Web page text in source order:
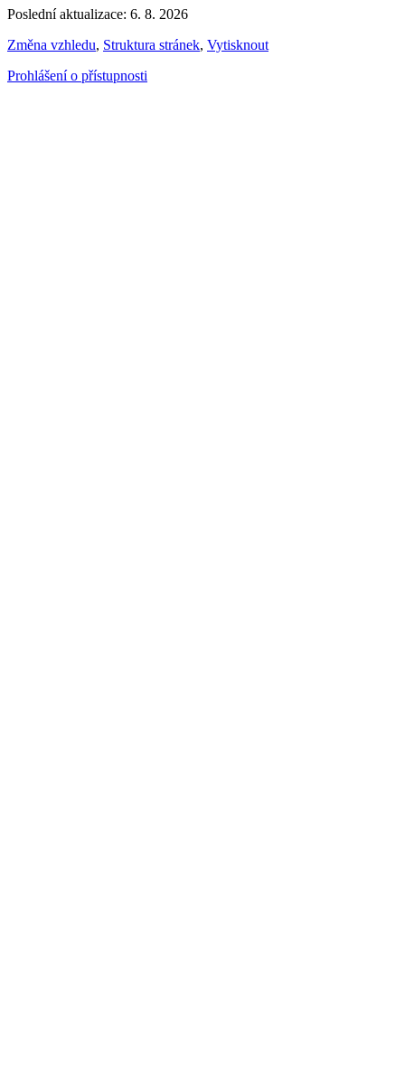
Poslední aktualizace: 6. 8. 2026
Změna vzhledu, Struktura stránek, Vytisknout
Prohlášení o přístupnosti